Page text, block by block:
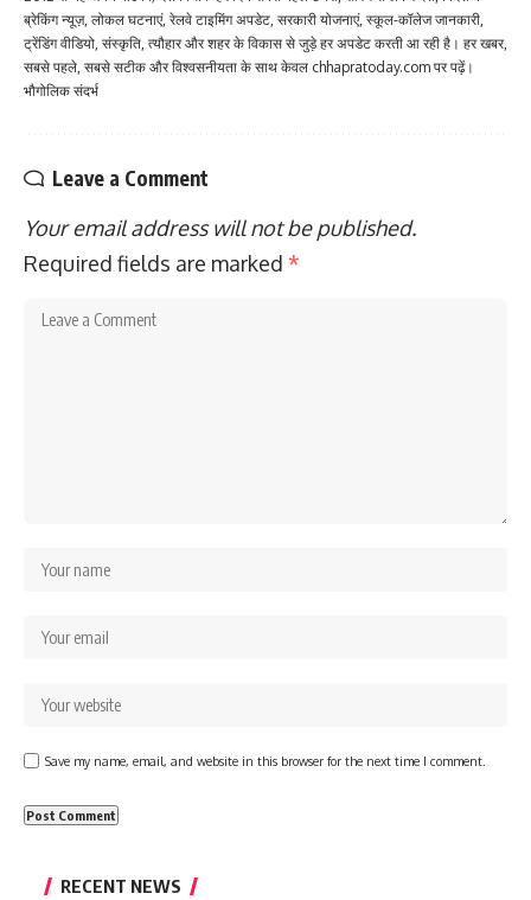
ब्रेकिंग न्यूज़, लोकल घटनाएं, रेलवे टाइमिंग अपडेट, सरकारी योजनाएं, स्कूल-कॉलेज जानकारी,
ट्रेंडिंग वीडियो, संस्कृति, त्यौहार और शहर के विकास से जुड़े हर अपडेट करती आ रही है। हर खबर,
सबसे पहले, सबसे सटीक और विश्वसनीयता के साथ केवल chhapratoday.com पर पढ़ें।
भौगोलिक संदर्भ
Leave a Comment
Your email address will not be published.
Required fields are marked *
Save my name, email, and website in this browser for the next time I comment.
RECENT NEWS